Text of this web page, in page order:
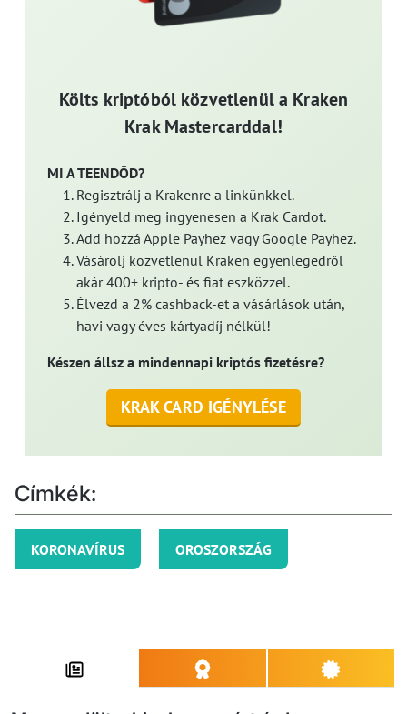
Költs kriptóból közvetlenül a Kraken
Krak Mastercarddal!
MI A TEENDŐD?
Regisztrálj a Krakenre a linkünkkel.
Igényeld meg ingyenesen a Krak Cardot.
Add hozzá Apple Payhez vagy Google Payhez.
Vásárolj közvetlenül Kraken egyenlegedről
akár 400+ kripto- és fiat eszközzel.
Élvezd a 2% cashback-et a vásárlások után,
havi vagy éves kártyadíj nélkül!
Készen állsz a mindennapi kriptós fizetésre?
KRAK CARD IGÉNYLÉSE
Címkék:
KORONAVÍRUS OROSZORSZÁG